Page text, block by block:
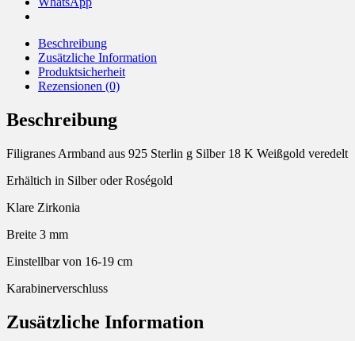
Menge
Beschreibung
Zusätzliche Information
Produktsicherheit
Rezensionen (0)
Beschreibung
Filigranes Armband aus 925 Sterlin g Silber 18 K Weißgold veredelt
Erhältich in Silber oder Roségold
Klare Zirkonia
Breite 3 mm
Einstellbar von 16-19 cm
Karabinerverschluss
Zusätzliche Information